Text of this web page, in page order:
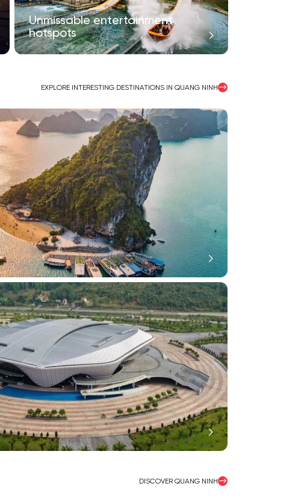
Unmissable entertainment
hotspots
EXPLORE INTERESTING DESTINATIONS IN QUANG NINH
DISCOVER QUANG NINH